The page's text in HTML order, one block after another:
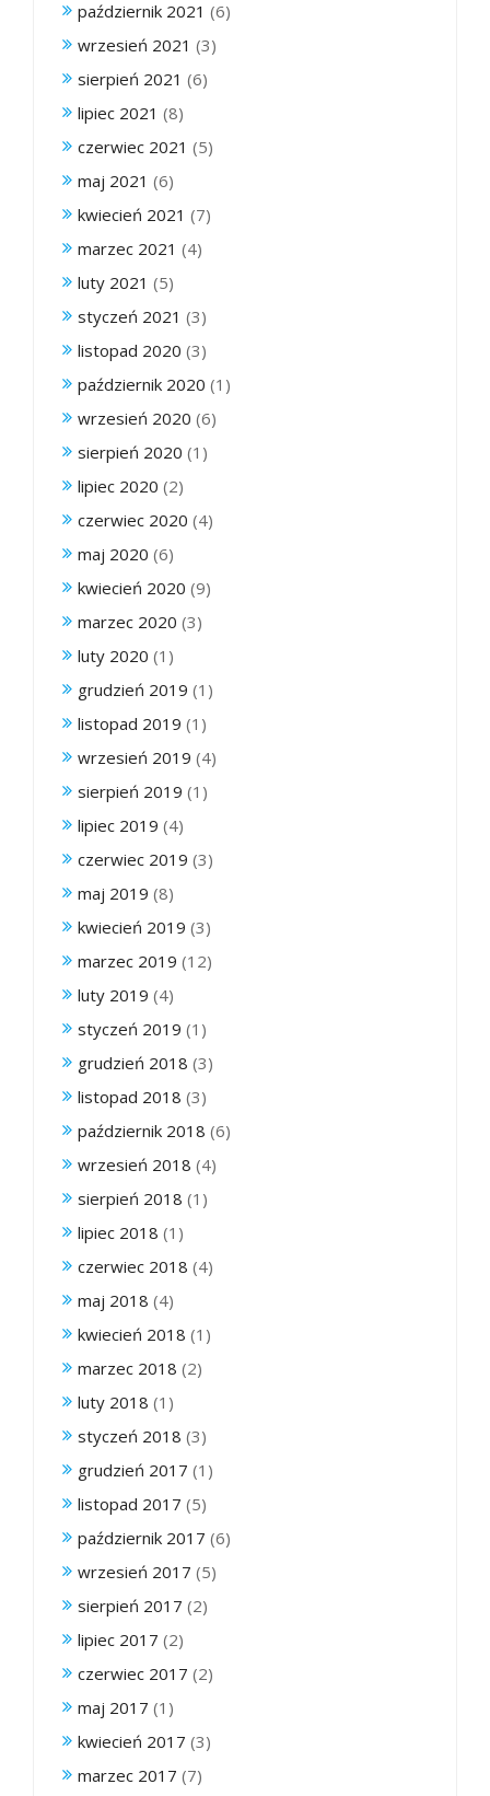
październik 2021 (6)
wrzesień 2021 (3)
sierpień 2021 (6)
lipiec 2021 (8)
czerwiec 2021 (5)
maj 2021 (6)
kwiecień 2021 (7)
marzec 2021 (4)
luty 2021 (5)
styczeń 2021 (3)
listopad 2020 (3)
październik 2020 (1)
wrzesień 2020 (6)
sierpień 2020 (1)
lipiec 2020 (2)
czerwiec 2020 (4)
maj 2020 (6)
kwiecień 2020 (9)
marzec 2020 (3)
luty 2020 (1)
grudzień 2019 (1)
listopad 2019 (1)
wrzesień 2019 (4)
sierpień 2019 (1)
lipiec 2019 (4)
czerwiec 2019 (3)
maj 2019 (8)
kwiecień 2019 (3)
marzec 2019 (12)
luty 2019 (4)
styczeń 2019 (1)
grudzień 2018 (3)
listopad 2018 (3)
październik 2018 (6)
wrzesień 2018 (4)
sierpień 2018 (1)
lipiec 2018 (1)
czerwiec 2018 (4)
maj 2018 (4)
kwiecień 2018 (1)
marzec 2018 (2)
luty 2018 (1)
styczeń 2018 (3)
grudzień 2017 (1)
listopad 2017 (5)
październik 2017 (6)
wrzesień 2017 (5)
sierpień 2017 (2)
lipiec 2017 (2)
czerwiec 2017 (2)
maj 2017 (1)
kwiecień 2017 (3)
marzec 2017 (7)